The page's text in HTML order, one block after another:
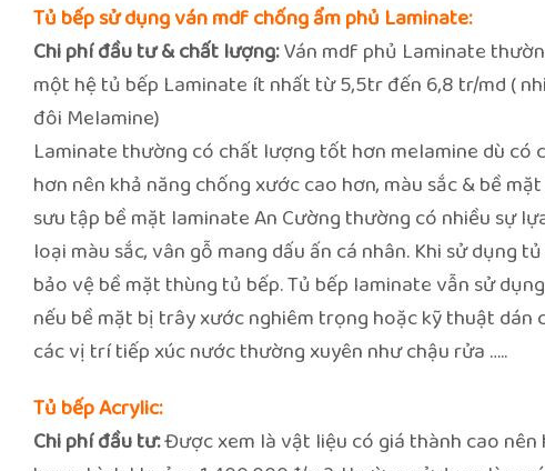
Tủ bếp sử dụng ván mdf chống ẩm phủ Laminate:
Chi phí đầu tư & chất lượng:Ván mdf phủ Laminate
một hệ tủ bếp Laminate ít nhất từ 5,5tr đến 6,8 tr/md (
đôi Melamine)
Laminate thường có chất lượng tốt hơn melamine dù
hơn nên khả năng chống xước cao hơn, màu sắc & bề
sưu tập bề mặt laminate An Cường thường có nhiều sự
loại màu sắc, vân gỗ mang dấu ấn cá nhân. Khi sử dụng
bảo vệ bề mặt thùng tủ bếp. Tủ bếp laminate vẫn sử
nếu bề mặt bị trây xước nghiêm trọng hoặc kỹ thuật
các vị trí tiếp xúc nước thường xuyên như chậu rửa …..
Tủ bếp Acrylic:
Chi phí đầu tư:Được xem là vật liệu có giá thành cao